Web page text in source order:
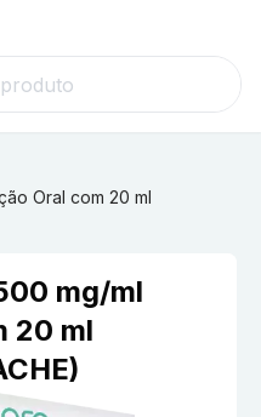
Oral com 20 ml
mg/ml
20 ml